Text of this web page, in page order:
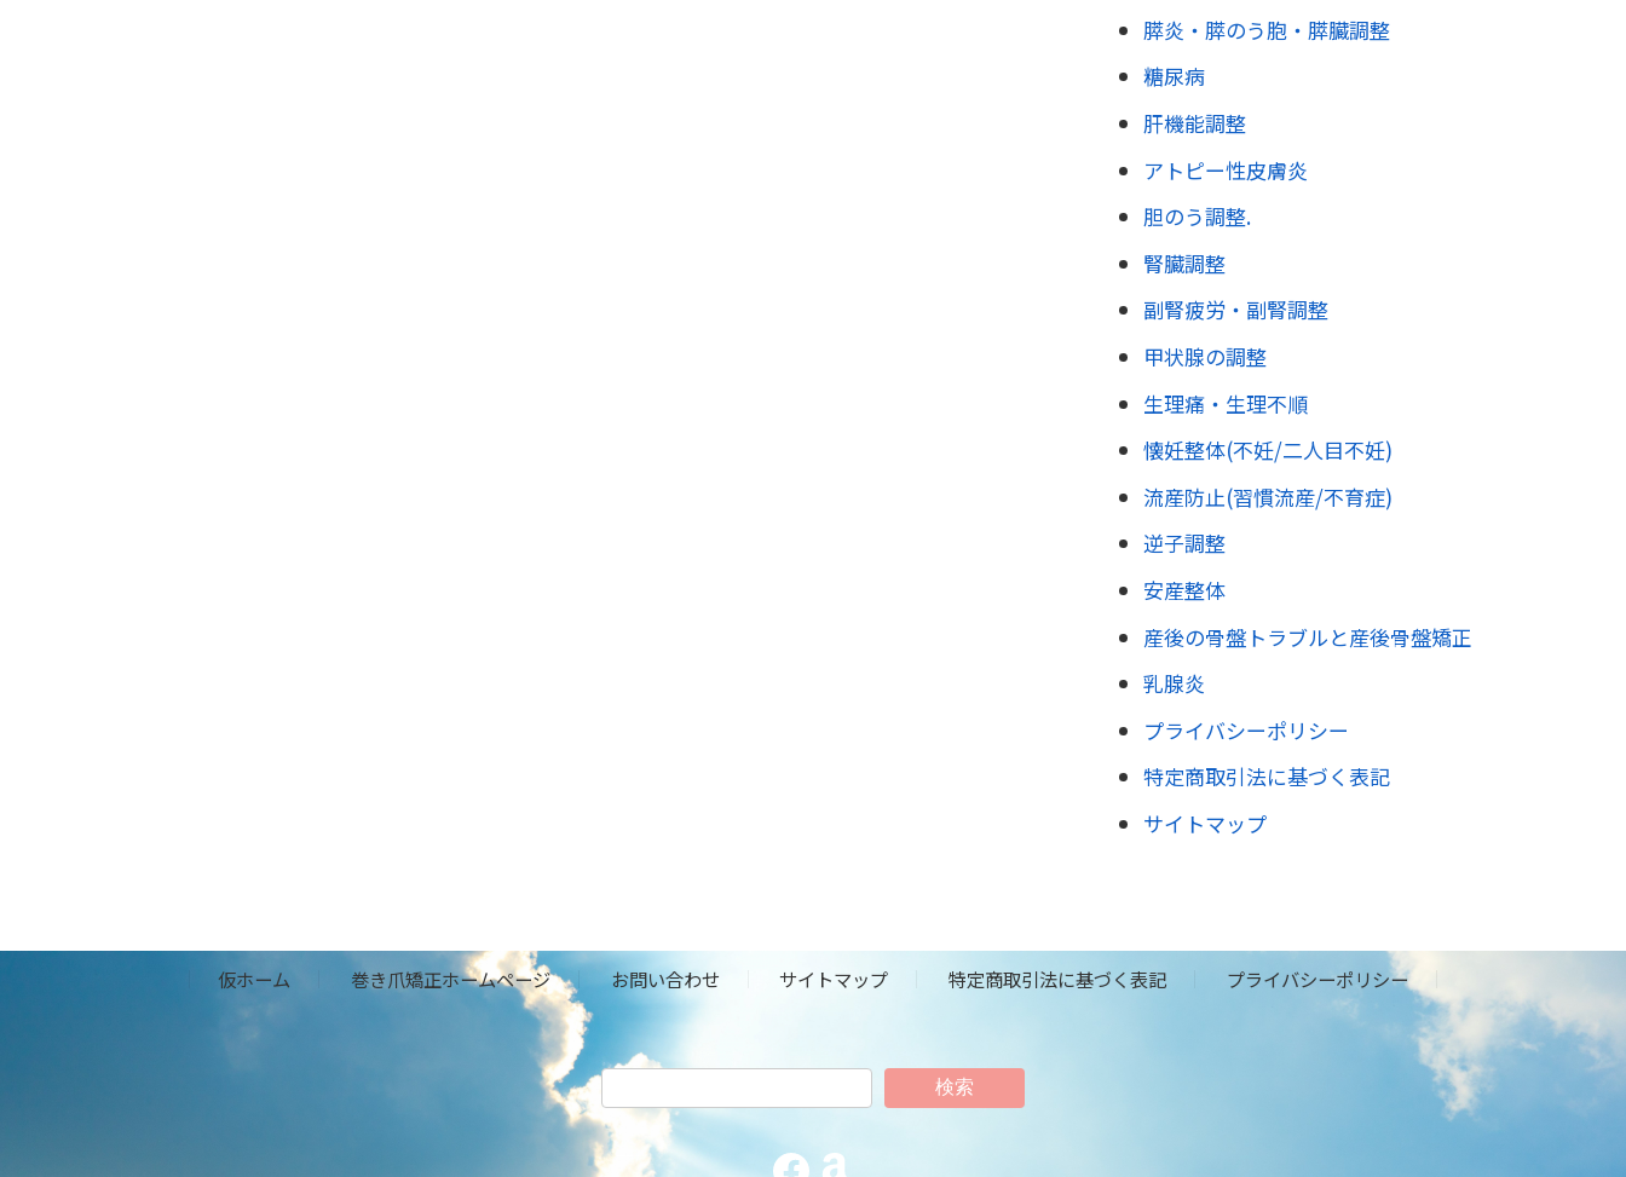
膵炎・膵のう胞・膵臓調整
糖尿病
肝機能調整
アトピー性皮膚炎
胆のう調整.
腎臓調整
副腎疲労・副腎調整
甲状腺の調整
生理痛・生理不順
懐妊整体(不妊/二人目不妊)
流産防止(習慣流産/不育症)
逆子調整
安産整体
産後の骨盤トラブルと産後骨盤矯正
乳腺炎
プライバシーポリシー
特定商取引法に基づく表記
サイトマップ
仮ホーム 巻き爪矯正ホームページ お問い合わせ サイトマップ 特定商取引法に基づく表記 プライバシーポリシー
検索